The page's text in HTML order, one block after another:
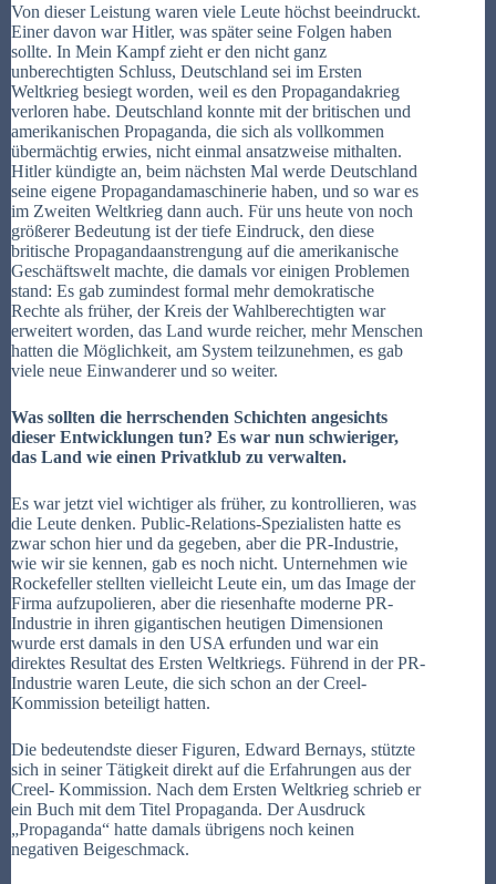
Von dieser Leistung waren viele Leute höchst beeindruckt.
Einer davon war Hitler, was später seine Folgen haben
sollte. In Mein Kampf zieht er den nicht ganz
unberechtigten Schluss, Deutschland sei im Ersten
Weltkrieg besiegt worden, weil es den Propagandakrieg
verloren habe. Deutschland konnte mit der britischen und
amerikanischen Propaganda, die sich als vollkommen
übermächtig erwies, nicht einmal ansatzweise mithalten.
Hitler kündigte an, beim nächsten Mal werde Deutschland
seine eigene Propagandamaschinerie haben, und so war es
im Zweiten Weltkrieg dann auch. Für uns heute von noch
größerer Bedeutung ist der tiefe Eindruck, den diese
britische Propagandaanstrengung auf die amerikanische
Geschäftswelt machte, die damals vor einigen Problemen
stand: Es gab zumindest formal mehr demokratische
Rechte als früher, der Kreis der Wahlberechtigten war
erweitert worden, das Land wurde reicher, mehr Menschen
hatten die Möglichkeit, am System teilzunehmen, es gab
viele neue Einwanderer und so weiter.
Was sollten die herrschenden Schichten angesichts
dieser Entwicklungen tun? Es war nun schwieriger,
das Land wie einen Privatklub zu verwalten.
Es war jetzt viel wichtiger als früher, zu kontrollieren, was
die Leute denken. Public-Relations-Spezialisten hatte es
zwar schon hier und da gegeben, aber die PR-Industrie,
wie wir sie kennen, gab es noch nicht. Unternehmen wie
Rockefeller stellten vielleicht Leute ein, um das Image der
Firma aufzupolieren, aber die riesenhafte moderne PR-
Industrie in ihren gigantischen heutigen Dimensionen
wurde erst damals in den USA erfunden und war ein
direktes Resultat des Ersten Weltkriegs. Führend in der PR-
Industrie waren Leute, die sich schon an der Creel-
Kommission beteiligt hatten.
Die bedeutendste dieser Figuren, Edward Bernays, stützte
sich in seiner Tätigkeit direkt auf die Erfahrungen aus der
Creel- Kommission. Nach dem Ersten Weltkrieg schrieb er
ein Buch mit dem Titel Propaganda. Der Ausdruck
„Propaganda“ hatte damals übrigens noch keinen
negativen Beigeschmack.